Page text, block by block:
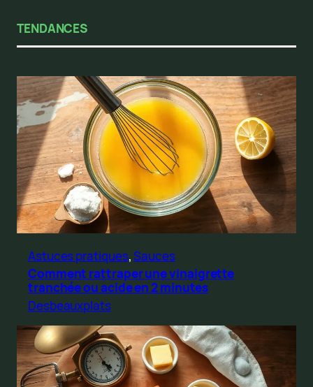
TENDANCES
Astuces pratiques, Sauces
Comment rattraper une vinaigrette
tranchée ou acide en 2 minutes
Desbeauxplats